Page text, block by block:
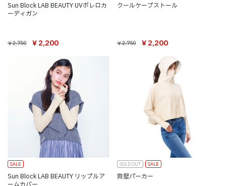
Sun Block LAB BEAUTY UVボレロカ
ーディガン
￥2,750 ￥2,200
クールケープストール
￥2,750 ￥2,200
SALE
Sun Block LAB BEAUTY リップルア
SOLD OUT SALE
爽壁パーカー